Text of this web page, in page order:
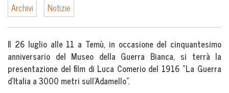
Archivi Notizie
Il 26 luglio alle 11 a Temù, in occasione del cinquantesimo
anniversario del Museo della Guerra Bianca, si terrà la
presentazione del film di Luca Comerio del 1916 “La Guerra
d’Italia a 3000 metri sull’Adamello”.